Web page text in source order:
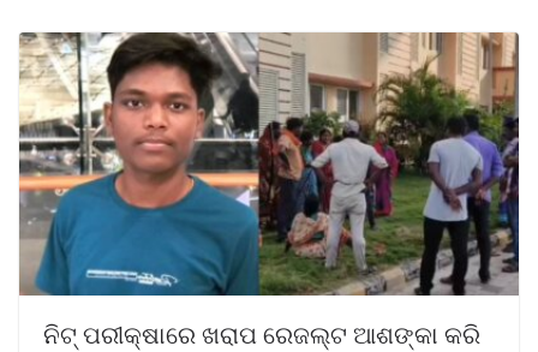
ନିଟ୍ ପରୀକ୍ଷାରେ ଖରାପ ରେଜଲ୍ଟ ଆଶଙ୍କା କରି